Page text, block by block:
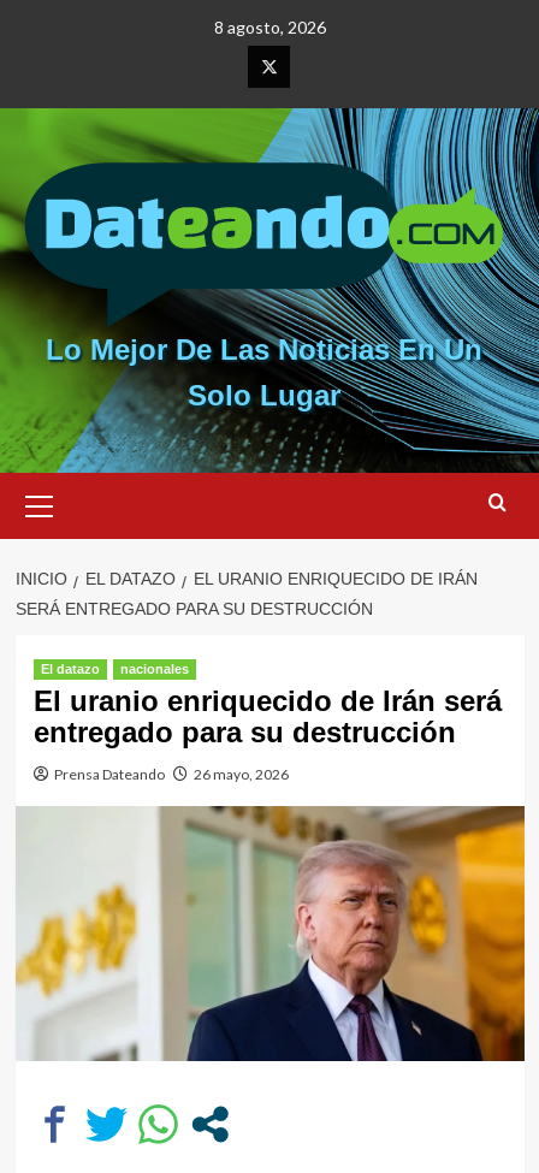
8 agosto, 2026
Elemento
del
menú
Lo Mejor De Las Noticias En Un
Solo Lugar
primario
INICIO EL DATAZO
EL URANIO ENRIQUECIDO DE IRÁN
SERÁ ENTREGADO PARA SU DESTRUCCIÓN
El datazo nacionales
El uranio enriquecido de Irán será
entregado para su destrucción
Prensa Dateando 26 mayo, 2026